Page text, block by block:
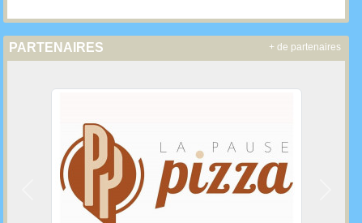
PARTENAIRES
Précedent
+ de partenaires